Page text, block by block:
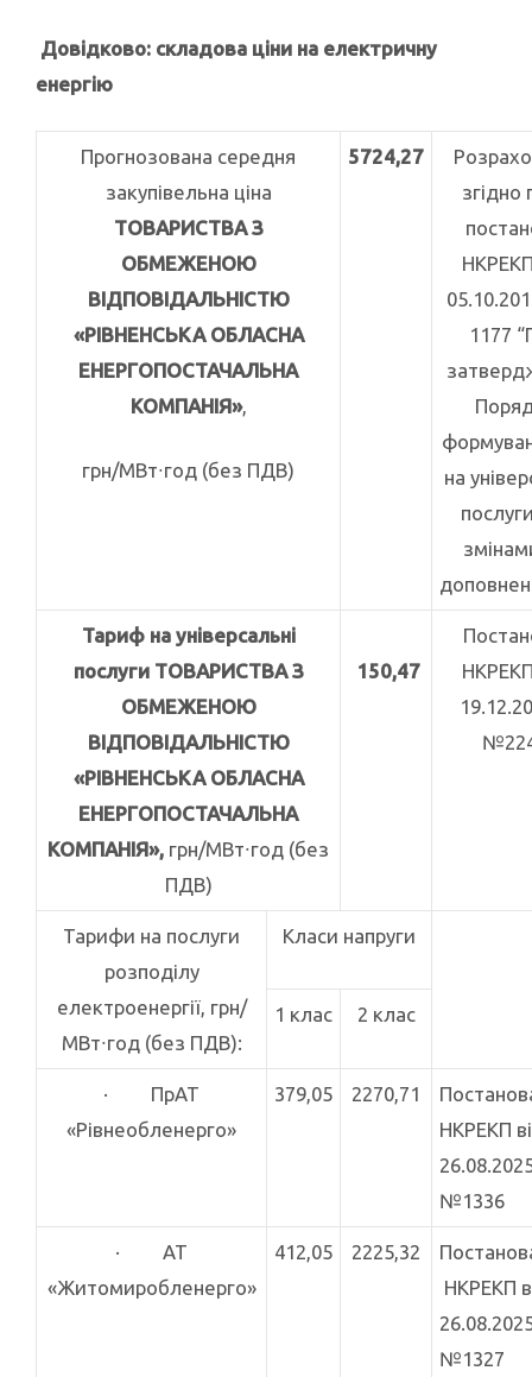
Довідково: складова ціни на електричну
енергію
Прогнозована середня
закупівельна ціна
ТОВАРИСТВА З
ОБМЕЖЕНОЮ
ВІДПОВІДАЛЬНІСТЮ
«РІВНЕНСЬКА ОБЛАСНА
ЕНЕРГОПОСТАЧАЛЬНА
КОМПАНІЯ»,
грн/МВт∙год (без ПДВ)
5724,27
згідно
1177
на
Тариф на універсальні
послуги ТОВАРИСТВА З
ОБМЕЖЕНОЮ
ВІДПОВІДАЛЬНІСТЮ
«РІВНЕНСЬКА ОБЛАСНА
ЕНЕРГОПОСТАЧАЛЬНА
КОМПАНІЯ», грн/МВт∙год (без
ПДВ)
150,47
Тарифи на послуги
розподілу
електроенергії, грн/
МВт∙год (без ПДВ):
Класи напруги
1 клас 2 клас
· ПрАТ
«Рівнеобленерго»
379,05 2270,71
НКРЕКП
№1336
· АТ
«Житомиробленерго»
412,05 2225,32
НКРЕКП
№1327